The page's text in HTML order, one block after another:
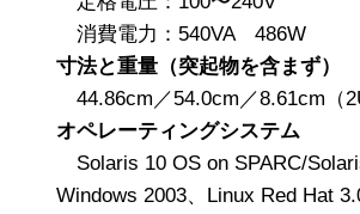
消費電力：540VA 486W
寸法と重量（突起物を含まず）
44.86cm／54.0cm／8.61cm（
オペレーティングシステム
Solaris 10 OS on SPARC/
Windows 2003、Linux Red Hat